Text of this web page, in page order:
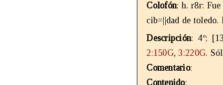
Colofón: h. r8r: Fue
cib=||dad de
Descripción: 4º;
2:150G, 3:220G.
Comentario:
Contenido: